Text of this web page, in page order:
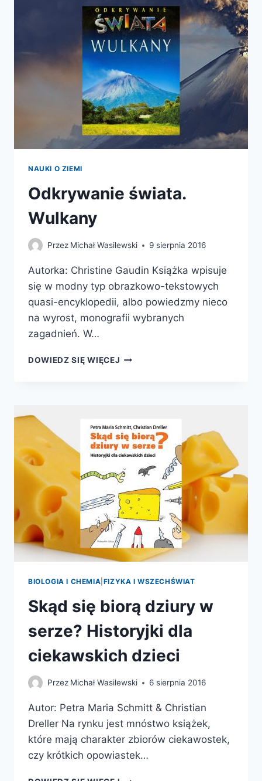
OZDOBNYCH
NAUKI O ZIEMI
Odkrywanie świata.
Wulkany
Przez Michał Wasilewski 9 sierpnia 2016
Autorka: Christine Gaudin Książka wpisuje
się w modny typ obrazkowo-tekstowych
quasi-encyklopedii, albo powiedzmy nieco
na wyrost, monografii wybranych
zagadnień. W…
DOWIEDZ SIĘ WIĘCEJ ODKRYWANIE
BIOLOGIA I CHEMIA FIZYKA I WSZECHŚWIAT
Skąd się biorą dziury w
serze? Historyjki dla
ciekawskich dzieci
Przez Michał Wasilewski 6 sierpnia 2016
Autor: Petra Maria Schmitt & Christian
Dreller Na rynku jest mnóstwo książek,
które mają charakter zbiorów ciekawostek,
czy krótkich opowiastek…
SKĄD